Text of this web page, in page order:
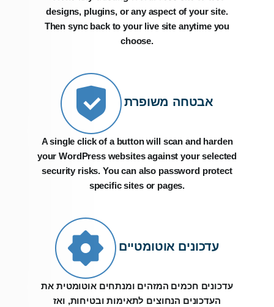
designs, plugins, or any aspect of your site.
Then sync back to your live site anytime you
choose.
אבטחה משופרת
A single click of a button will scan and harden
your WordPress websites against your selected
security risks. You can also password protect
specific sites or pages.
עדכונים אוטומטיים
עדכונים חכמים המזהים ומנתחים אוטומטית את
העדכונים הנחוצים לתאימות ובטיחות, ואז